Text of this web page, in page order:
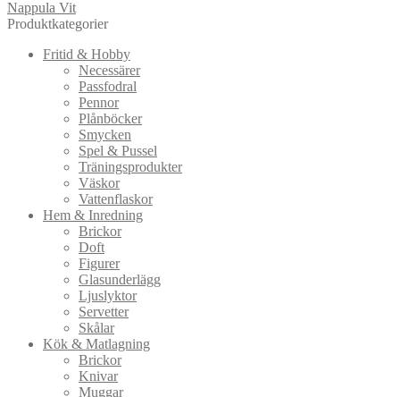
Nappula Vit
Produktkategorier
Fritid & Hobby
Necessärer
Passfodral
Pennor
Plånböcker
Smycken
Spel & Pussel
Träningsprodukter
Väskor
Vattenflaskor
Hem & Inredning
Brickor
Doft
Figurer
Glasunderlägg
Ljuslyktor
Servetter
Skålar
Kök & Matlagning
Brickor
Knivar
Muggar